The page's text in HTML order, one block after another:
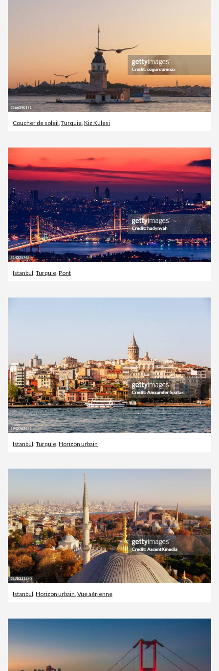
Coucher de soleil, Turquie, Kiz Kulesi
Istanbul Turquie Pont
Istanbul, Turquie, Horizon urbain
Istanbul, Horizon urbain, Vue aérienne